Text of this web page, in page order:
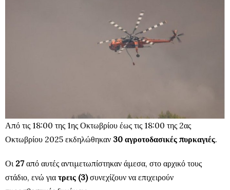
Από τις 18:00 της 1ης Οκτωβρίου έως τις 18:00 της 2ας
Οκτωβρίου 2025 εκδηλώθηκαν 30 αγροτοδασικές πυρκαγιές.
Οι 27από αυτές αντιμετωπίστηκαν άμεσα, στο αρχικό τους
στάδιο, ενώ για τρεις (3)συνεχίζουν να επιχειρούν